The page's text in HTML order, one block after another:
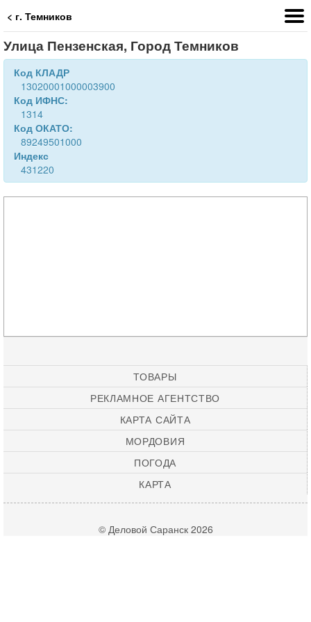
< г. Темников
Улица Пензенская, Город Темников
Код КЛАДР
13020001000003900
Код ИФНС:
1314
Код ОКАТО:
89249501000
Индекс
431220
ТОВАРЫ
РЕКЛАМНОЕ АГЕНТСТВО
КАРТА САЙТА
МОРДОВИЯ
ПОГОДА
КАРТА
© Деловой Саранск 2026